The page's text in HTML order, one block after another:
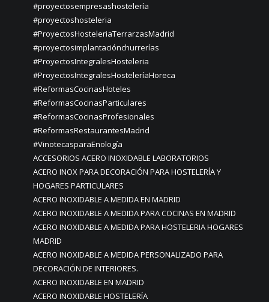
#proyectosempresashostelería
#proyectoshosteleria
#ProyectosHosteleriaTerrarzasMadrid
#proyectosimplantaciónchurrerías
#ProyectosIntegralesHosteleria
#ProyectosIntegralesHosteleríaHoreca
#ReformasCocinasHoteles
#ReformasCocinasParticulares
#ReformasCocinasProfesionales
#ReformasRestaurantesMadrid
#VinotecasparaEnología
ACCESORIOS ACERO INOXIDABLE LABORATORIOS
ACERO INOX PARA DECORACIÓN PARA HOSTELERÍA Y
HOGARES PARTICULARES
ACERO INOXIDABLE A MEDIDA EN MADRID
ACERO INOXIDABLE A MEDIDA PARA COCINAS EN MADRID
ACERO INOXIDABLE A MEDIDA PARA HOSTELERIA HOGARES
MADRID
ACERO INOXIDABLE A MEDIDA PERSONALIZADO PARA
DECORACIÓN DE INTERIORES.
ACERO INOXIDABLE EN MADRID
ACERO INOXIDABLE HOSTELERÍA